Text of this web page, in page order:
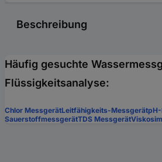
Beschreibung
Häufig gesuchte
Flüssigkeitsanalyse:
Chlor MessgerätLeitfähigkeits-Messgerät
SauerstoffmessgerätTDS Messgerät